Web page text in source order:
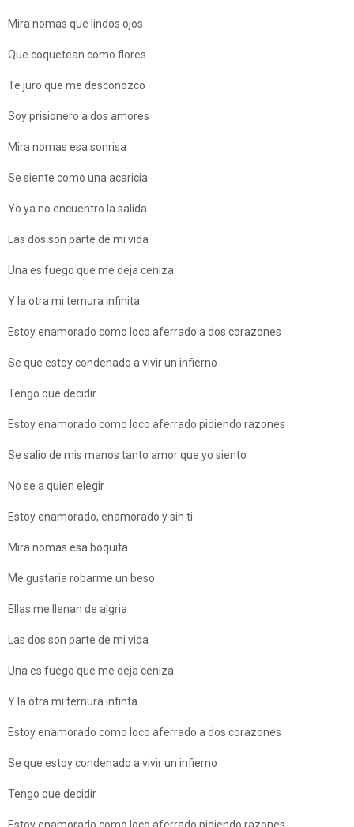
Mira nomas que lindos ojos
Que coquetean como flores
Te juro que me desconozco
Soy prisionero a dos amores
Mira nomas esa sonrisa
Se siente como una acaricia
Yo ya no encuentro la salida
Las dos son parte de mi vida
Una es fuego que me deja ceniza
Y la otra mi ternura infinita
Estoy enamorado como loco aferrado a dos corazones
Se que estoy condenado a vivir un infierno
Tengo que decidir
Estoy enamorado como loco aferrado pidiendo razones
Se salio de mis manos tanto amor que yo siento
No se a quien elegir
Estoy enamorado, enamorado y sin ti
Mira nomas esa boquita
Me gustaria robarme un beso
Ellas me llenan de algria
Las dos son parte de mi vida
Una es fuego que me deja ceniza
Y la otra mi ternura infinta
Estoy enamorado como loco aferrado a dos corazones
Se que estoy condenado a vivir un infierno
Tengo que decidir